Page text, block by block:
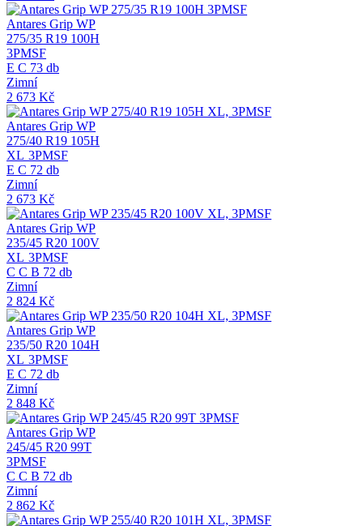
Antares Grip WP
275/35 R19 100H
3PMSF
E C 73 db
Zimní
2 673 Kč
Antares Grip WP
275/40 R19 105H
XL 3PMSF
E C 72 db
Zimní
2 673 Kč
Antares Grip WP
235/45 R20 100V
XL 3PMSF
C C B 72 db
Zimní
2 824 Kč
Antares Grip WP
235/50 R20 104H
XL 3PMSF
E C 72 db
Zimní
2 848 Kč
Antares Grip WP
245/45 R20 99T
3PMSF
C C B 72 db
Zimní
2 862 Kč